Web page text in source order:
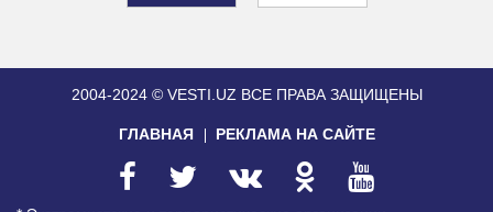
2004-2024 © VESTI.UZ ВСЕ ПРАВА ЗАЩИЩЕНЫ
ГЛАВНАЯ РЕКЛАМА НА САЙТЕ